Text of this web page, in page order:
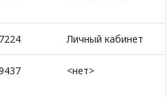
7224 Личный кабинет
<нет>